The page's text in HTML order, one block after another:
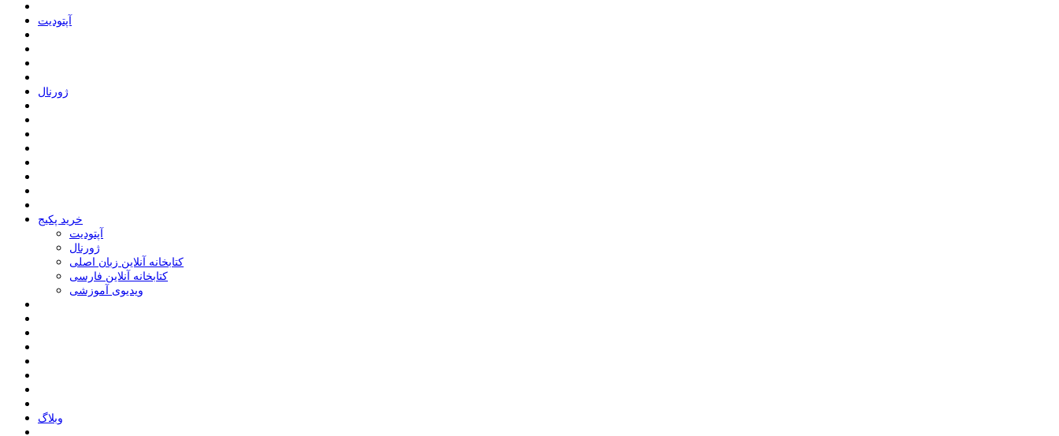
ﺁﭘﺘﻮﺩﯾﺖ
ﮊﻭﺭﻧﺎﻝ
خرید پکیج
ﺁﭘﺘﻮﺩﯾﺖ
ﮊﻭﺭﻧﺎﻝ
کتابخانه آنلاین زبان اصلی
کتابخانه آنلاین فارسی
ویدیوی آموزشی
وبلاگ